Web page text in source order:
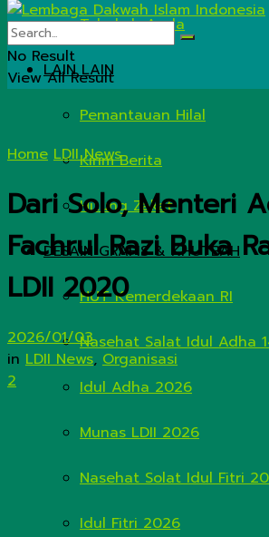
Tahukah Anda
LAIN LAIN
Pemantauan Hilal
Kirim Berita
Hitung Zakat
DESAIN GRAFIS & KHUTBAH
HUT Kemerdekaan RI
Nasehat Salat Idul Adha
Idul Adha 2026
Munas LDII 2026
Nasehat Solat Idul Fitri
Idul Fitri 2026
No Result
View All Result
Home LDII News
Dari Solo, Menteri
Fachrul Razi Buka
LDII 2020
2026/01/03
in LDII News, Organisasi
2